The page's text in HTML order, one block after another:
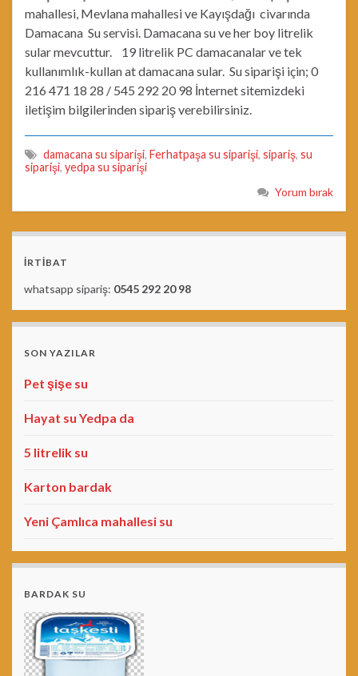
mahallesi, Mevlana mahallesi ve Kayışdağı civarında
Damacana Su servisi. Damacana su ve her boy litrelik
sular mevcuttur. 19 litrelik PC damacanalar ve tek
kullanımlık-kullan at damacana sular. Su siparişi için; 0
216 471 18 28 / 545 292 20 98 İnternet sitemizdeki
iletişim bilgilerinden sipariş verebilirsiniz.
damacana su siparişi, Ferhatpaşa su siparişi, sipariş, su
siparişi, yedpa su siparişi
Yorum bırak
İRTİBAT
whatsapp sipariş: 0545 292 20 98
SON YAZILAR
Pet şişe su
Hayat su Yedpa da
5 litrelik su
Karton bardak
Yeni Çamlıca mahallesi su
BARDAK SU